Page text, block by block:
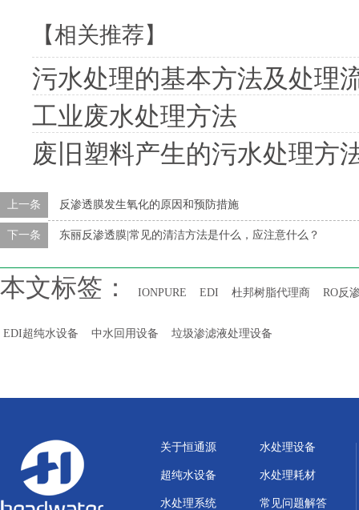
【相关推荐】
污水处理的基本方法及处理
工业废水处理方法
废旧塑料产生的污水处理方
上一条 反渗透膜发生氧化的原因和预防措施
下一条 东丽反渗透膜|常见的清洁方法是什么，应注意什么？
本文标签： IONPURE EDI 杜邦树脂代理商 RO反
EDI超纯水设备 中水回用设备 垃圾渗滤液处理设备
关于恒通源 水处理设备
超纯水设备 水处理耗材
水处理系统 常见问题解答